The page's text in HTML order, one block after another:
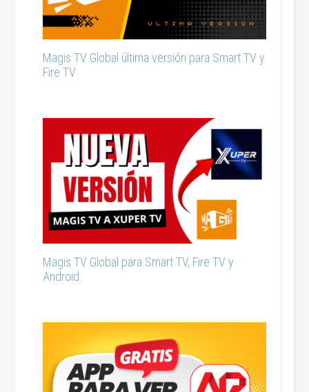
Magis TV Global última versión para Smart TV y
Fire TV
Magis TV Global para Smart TV, Fire TV y
Android